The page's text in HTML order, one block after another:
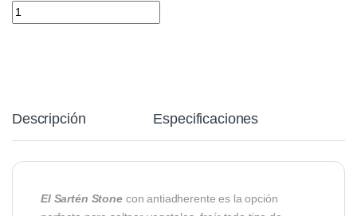
Sartén Stone Warenhaus quantity
Descripción Especificaciones
El Sartén Stone con antiadherente es la opción